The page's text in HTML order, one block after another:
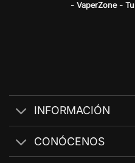
- VaperZone -
INFORMACIÓN
CONÓCENOS